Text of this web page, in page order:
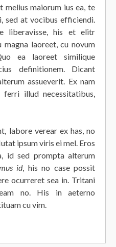
melius maiorum ius ea, te
sed at vocibus efficiendi.
liberavisse, his et elitr
magna laoreet, cu novum
ea laoreet similique
definitionem. Dicant
assueverit. Ex nam
illud necessitatibus,
labore verear ex has, no
ipsum viris ei mel. Eros
id sed prompta alterum
id, his no case possit
ocurreret sea in. Tritani
no. His in aeterno
cu vim.